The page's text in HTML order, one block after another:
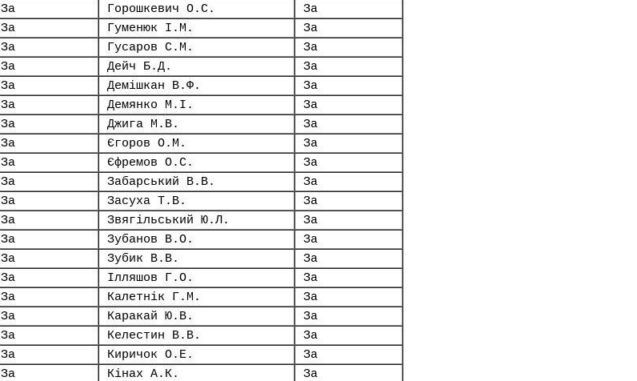
За Горошкевич О.С.
За
За Гуменюк І.М.
За
За Гусаров С.М.
За
За Дейч Б.Д.
За
За Демішкан В.Ф.
За
За Демянко М.І.
За
За Джига М.В.
За
За Єгоров О.М.
За
За Єфремов О.С.
За
За Забарський В.В.
За
За Засуха Т.В.
За
За Звягільський Ю.Л.
За
За Зубанов В.О.
За
За Зубик В.В.
За
За Ілляшов Г.О.
За
За Калетнік Г.М.
За
За Каракай Ю.В.
За
За Келестин В.В.
За
За Киричок О.Е.
За
За Кінах А.К.
За